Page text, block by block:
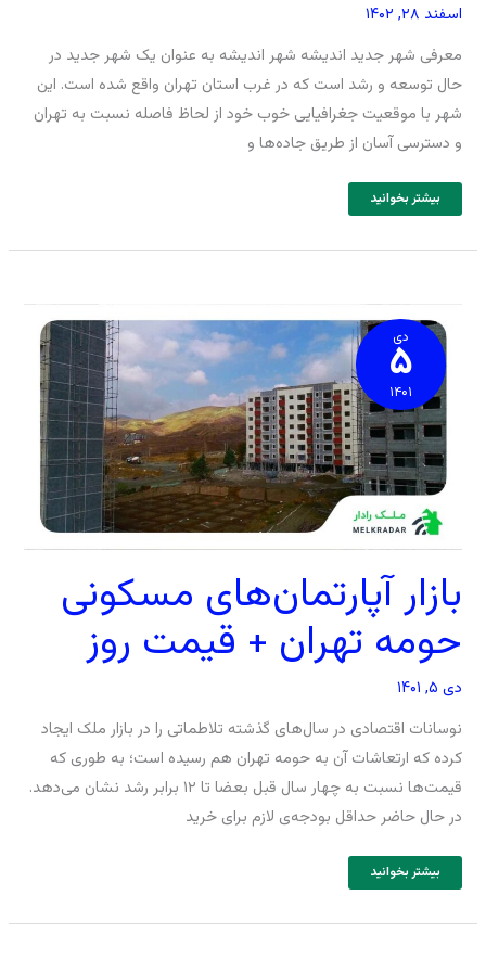
اسفند ۲۸, ۱۴۰۲
معرفی شهر جدید اندیشه شهر اندیشه به عنوان یک شهر جدید در
حال توسعه و رشد است که در غرب استان تهران واقع شده است. این
شهر با موقعیت جغرافیایی خوب خود از لحاظ فاصله نسبت به تهران
و دسترسی آسان از طریق جاده‌ها و
بیشتر بخوانید
دی
۵
۱۴۰۱
بازار آپارتمان‌های مسکونی
حومه تهران + قیمت روز
دی ۵, ۱۴۰۱
نوسانات اقتصادی در سال‌های گذشته تلاطماتی را در بازار ملک ایجاد
کرده که ارتعاشات آن به حومه تهران هم رسیده است؛ به طوری که
قیمت‌ها نسبت به چهار سال قبل بعضا تا ۱۲ برابر رشد نشان می‌دهد.
در حال حاضر حداقل بودجه‌ی لازم برای خرید
آپارتمان‌های
مسکونی
حومه
روز
بیشتر بخوانید